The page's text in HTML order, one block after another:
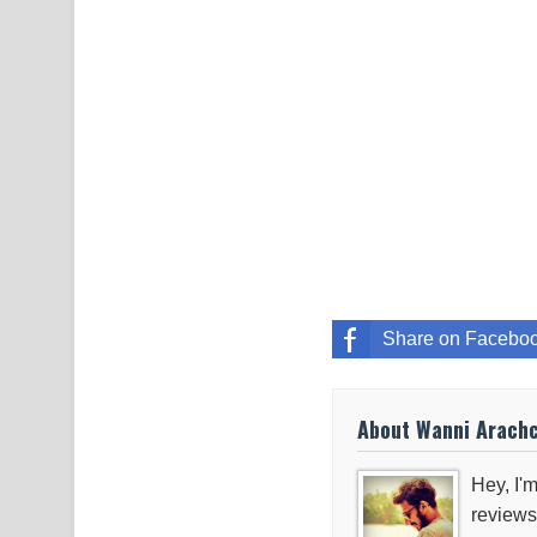
Share on
About Wanni
Hey,